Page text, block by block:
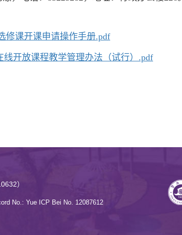
修课开课申请操作手册.pdf
线开放课程教学管理办法（试行）.pdf
）
No.: Yue ICP Bei No. 12087612